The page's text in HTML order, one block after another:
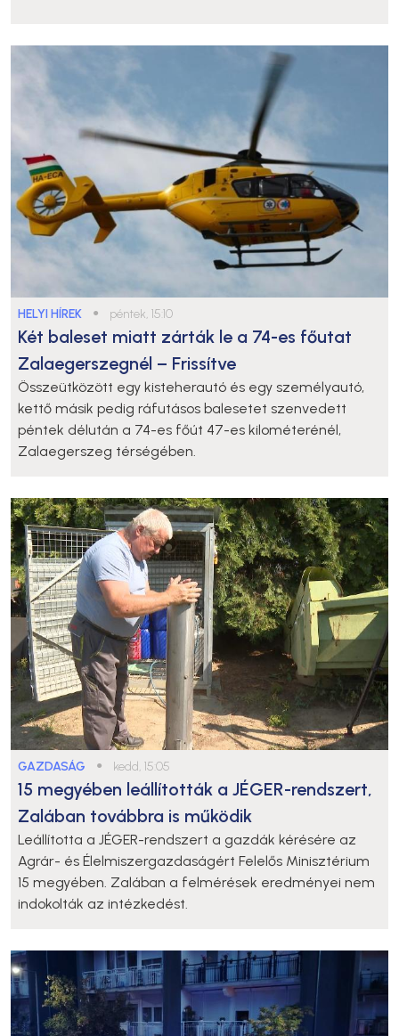
HELYI HÍREK ● péntek, 15:10
Két baleset miatt zárták le a 74-es főutat
Zalaegerszegnél – Frissítve
Összeütközött egy kisteherautó és egy személyautó,
kettő másik pedig ráfutásos balesetet szenvedett
péntek délután a 74-es főút 47-es kilométerénél,
Zalaegerszeg térségében.
GAZDASÁG ● kedd, 15:05
15 megyében leállították a JÉGER-rendszert,
Zalában továbbra is működik
Leállította a JÉGER-rendszert a gazdák kérésére az
Agrár- és Élelmiszergazdaságért Felelős Minisztérium
15 megyében. Zalában a felmérések eredményei nem
indokolták az intézkedést.